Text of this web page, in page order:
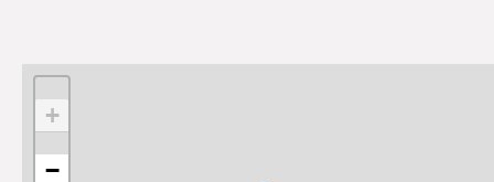
+
−